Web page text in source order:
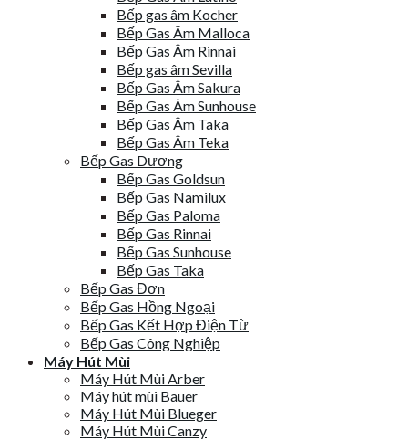
Bếp gas âm Kocher
Bếp Gas Âm Malloca
Bếp Gas Âm Rinnai
Bếp gas âm Sevilla
Bếp Gas Âm Sakura
Bếp Gas Âm Sunhouse
Bếp Gas Âm Taka
Bếp Gas Âm Teka
Bếp Gas Dương
Bếp Gas Goldsun
Bếp Gas Namilux
Bếp Gas Paloma
Bếp Gas Rinnai
Bếp Gas Sunhouse
Bếp Gas Taka
Bếp Gas Đơn
Bếp Gas Hồng Ngoại
Bếp Gas Kết Hợp Điện Từ
Bếp Gas Công Nghiệp
Máy Hút Mùi
Máy Hút Mùi Arber
Máy hút mùi Bauer
Máy Hút Mùi Blueger
Máy Hút Mùi Canzy